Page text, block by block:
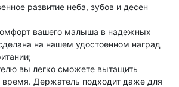
развитие неба, зубов и десен
вашего малыша в надежных
на нашем удостоенном наград
вы легко сможете вытащить
Держатель подходит даже для